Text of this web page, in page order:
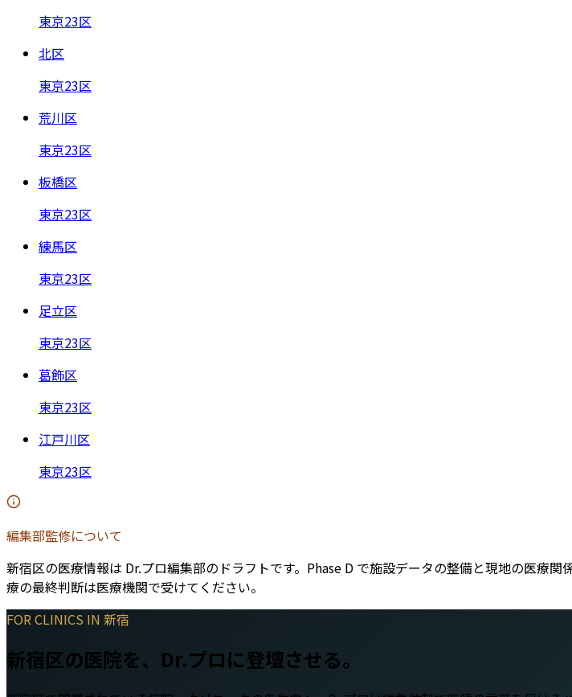
東京23区
北区
東京23区
荒川区
東京23区
板橋区
東京23区
練馬区
東京23区
足立区
東京23区
葛飾区
東京23区
江戸川区
東京23区
編集部監修について
新宿区の医療情報は Dr.プロ編集部のドラフトです。Phase D で施設データの整備と現地の医療
療の最終判断は医療機関で受けてください。
FOR CLINICS IN 新宿
新宿区の医院を、Dr.プロに登壇させる。